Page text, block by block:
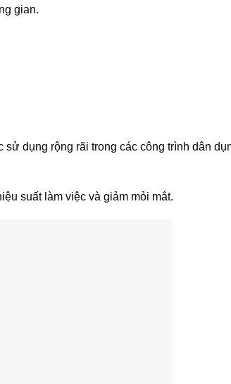
gian.
dụng rộng rãi trong các công trình dân
suất làm việc và giảm mỏi mắt.